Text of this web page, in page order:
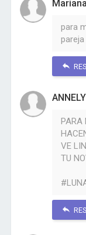
Mariana
para
pareja
PARA
VE
TU